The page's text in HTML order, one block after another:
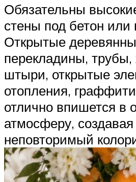
Обязательны
стены под бетон или
Открытые
перекладины,
штыри, открытые
отопления,
отлично впишется в
атмосферу, создавая
неповторимый